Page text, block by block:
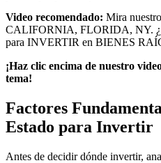
Video recomendado: Mira
CALIFORNIA, FLORIDA, NY.
para INVERTIR en BIENES
¡Haz clic encima de nuestro
tema!
Factores
Estado para Invertir
Antes de decidir dónde invertir,